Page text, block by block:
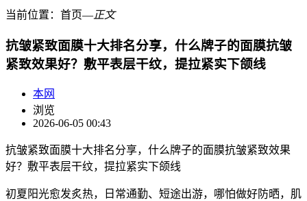
当前位置： 首页―正文
抗皱紧致面膜十大排名分享，什么牌子的面膜抗皱
紧致效果好？敷平表层干纹，提拉紧实下颌线
本网
浏览
2026-06-05 00:43
抗皱紧致面膜十大排名分享，什么牌子的面膜抗皱紧致效果
好？敷平表层干纹，提拉紧实下颌线
初夏阳光愈发炙热，日常通勤、短途出游，哪怕做好防晒，肌